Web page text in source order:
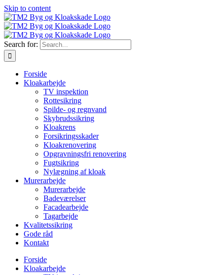
Skip to content
Search for:
Forside
Kloakarbejde
TV inspektion
Rottesikring
Spilde- og regnvand
Skybrudssikring
Kloakrens
Forsikringsskader
Kloakrenovering
Opgravningsfri renovering
Fugtsikring
Nylægning af kloak
Murerarbejde
Murerarbejde
Badeværelser
Facadearbejde
Tagarbejde
Kvalitetssikring
Gode råd
Kontakt
Forside
Kloakarbejde